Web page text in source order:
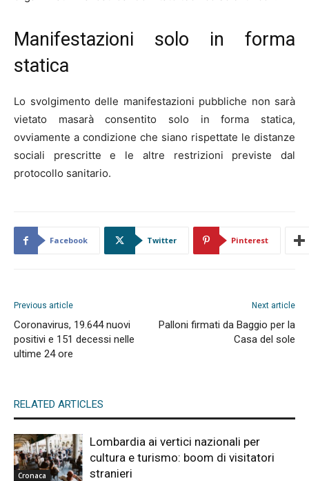
Manifestazioni solo in forma
statica
Lo svolgimento delle manifestazioni pubbliche non sarà
vietato masarà consentito solo in forma statica,
ovviamente a condizione che siano rispettate le distanze
sociali prescritte e le altre restrizioni previste dal
protocollo sanitario.
Facebook Twitter Pinterest
Previous article
Coronavirus, 19.644 nuovi
positivi e 151 decessi nelle
ultime 24 ore
Next article
Palloni firmati da Baggio per la
Casa del sole
RELATED ARTICLES
Cronaca
Lombardia ai vertici nazionali per
cultura e turismo: boom di visitatori
stranieri